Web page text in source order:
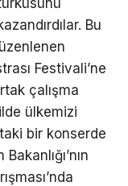
Bu
Festivali’ne
çalışma
ülkemizi
bir konserde